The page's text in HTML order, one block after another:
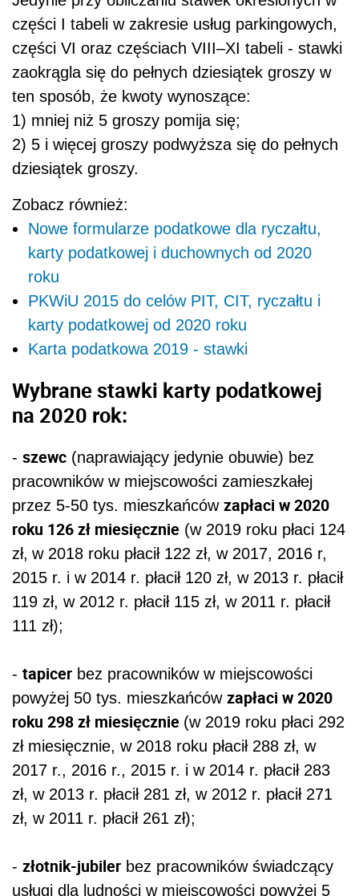
części I tabeli w zakresie usług parkingowych,
części VI oraz częściach VIII–XI tabeli - stawki
zaokrągla się do pełnych dziesiątek groszy w
ten sposób, że kwoty wynoszące:
1) mniej niż 5 groszy pomija się;
2) 5 i więcej groszy podwyższa się do pełnych
dziesiątek groszy.
Zobacz również:
Nowe formularze podatkowe dla ryczałtu,
karty podatkowej i duchownych od 2020
roku
PKWiU 2015 do celów PIT, CIT, ryczałtu i
karty podatkowej od 2020 roku
Karta podatkowa 2019 - stawki
Wybrane stawki karty podatkowej
na 2020 rok:
- szewc (naprawiający jedynie obuwie) bez
pracowników w miejscowości zamieszkałej
przez 5-50 tys. mieszkańców zapłaci w 2020
roku 126 zł miesięcznie (w 2019 roku płaci 124
zł, w 2018 roku płacił 122 zł, w 2017, 2016 r,
2015 r. i w 2014 r. płacił 120 zł, w 2013 r. płacił
119 zł, w 2012 r. płacił 115 zł, w 2011 r. płacił
111 zł);
- tapicer bez pracowników w miejscowości
powyżej 50 tys. mieszkańców zapłaci w 2020
roku 298 zł miesięcznie (w 2019 roku płaci 292
zł miesięcznie, w 2018 roku płacił 288 zł, w
2017 r., 2016 r., 2015 r. i w 2014 r. płacił 283
zł, w 2013 r. płacił 281 zł, w 2012 r. płacił 271
zł, w 2011 r. płacił 261 zł);
- złotnik-jubiler bez pracowników świadczący
usługi dla ludności w miejscowości powyżej 5